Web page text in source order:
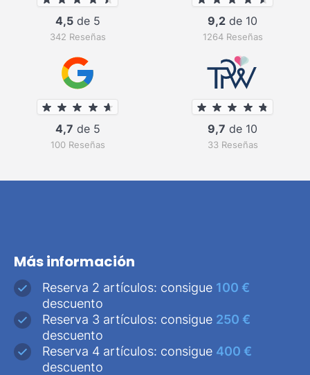
4,5de 5
342 Reseñas
9,2 de 10
1264 Reseñas
4,7 de 5
100 Reseñas
9,7 de 10
33 Reseñas
Más información
Reserva 2 artículos: consigue 100 €
descuento
Reserva 3 artículos: consigue 250 €
descuento
Reserva 4 artículos: consigue 400 €
descuento